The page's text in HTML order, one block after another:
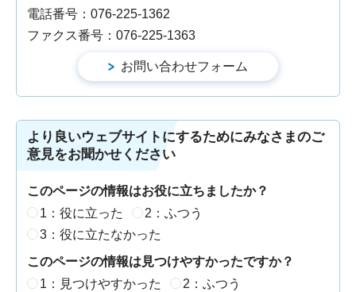
電話番号：076-225-1362
ファクス番号：076-225-1363
より良いウェブサイトにするためにみなさまのご
意見をお聞かせください
このページの情報はお役に立ちましたか？
1：役に立った
2：ふつう
3：役に立たなかった
このページの情報は見つけやすかったですか？
1：見つけやすかった
2：ふつう